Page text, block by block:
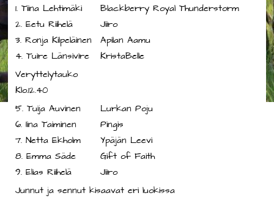
1. Tiina Lehtimäki
Blackberry Royal Thunderstorm
2. Eetu Riihelä
Jiiro
3. Ronja Kilpeläinen
Apilan Aamu
4. Tuire Länsivire
KristaBelle
Veryttelytauko
Klo.12.40
5. Tuija Auvinen
Lurkan Poju
6. Iina Taiminen
Pingis
7. Netta Ekholm
Ypäjän Leevi
8. Emma Säde
Gift of Faith
9. Elias Riihelä
Jiiro
Junnut ja sennut kisaavat eri luokissa